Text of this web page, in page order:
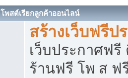
โพสต์เรียกลูกค้าออนไลน์
สร้างเว็บฟรีป
เว็บประกาศฟ
ร้านฟรี โพ ส ฟ